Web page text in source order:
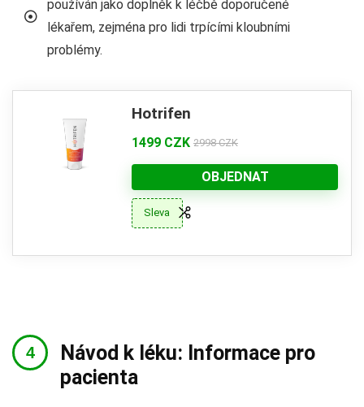
používán jako doplněk k léčbě doporučené
lékařem, zejména pro lidi trpícími kloubními
problémy.
Hotrifen
1499 CZK 2998 CZK
OBJEDNAT
Sleva
Návod k léku: Informace pro
pacienta